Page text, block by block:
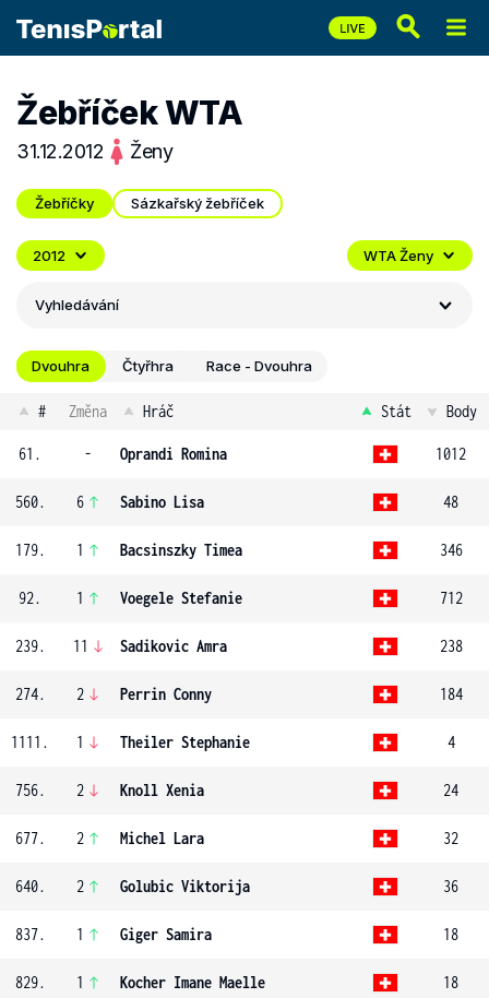
Žebříček WTA
31.12.2012 Ženy
Žebříčky Sázkařský žebříček
2012 WTA Ženy
Vyhledávání
Dvouhra Čtyřhra Race - Dvouhra
# Změna Hráč Stát Body
61. - Oprandi Romina 1012
560. 6 Sabino Lisa 48
179. 1 Bacsinszky Timea 346
92. 1 Voegele Stefanie 712
239. 11 Sadikovic Amra 238
274. 2 Perrin Conny 184
1111. 1 Theiler Stephanie 4
756. 2 Knoll Xenia 24
677. 2 Michel Lara 32
640. 2 Golubic Viktorija 36
837. 1 Giger Samira 18
829. 1 Kocher Imane Maelle 18